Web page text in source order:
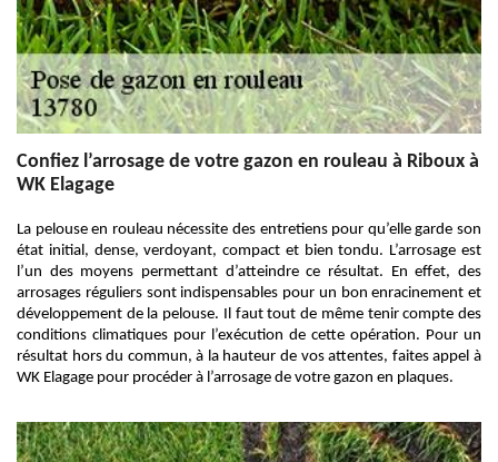
Confiez l’arrosage de votre gazon en rouleau à Riboux à
WK Elagage
La pelouse en rouleau nécessite des entretiens pour qu’elle garde son
état initial, dense, verdoyant, compact et bien tondu. L’arrosage est
l’un des moyens permettant d’atteindre ce résultat. En effet, des
arrosages réguliers sont indispensables pour un bon enracinement et
développement de la pelouse. Il faut tout de même tenir compte des
conditions climatiques pour l’exécution de cette opération. Pour un
résultat hors du commun, à la hauteur de vos attentes, faites appel à
WK Elagage pour procéder à l’arrosage de votre gazon en plaques.